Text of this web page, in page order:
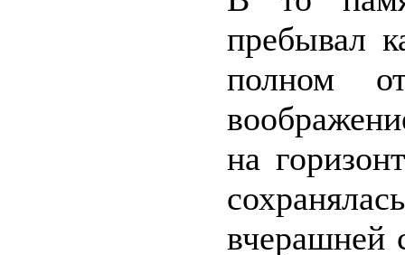
пребывал
полном
на
вчерашней